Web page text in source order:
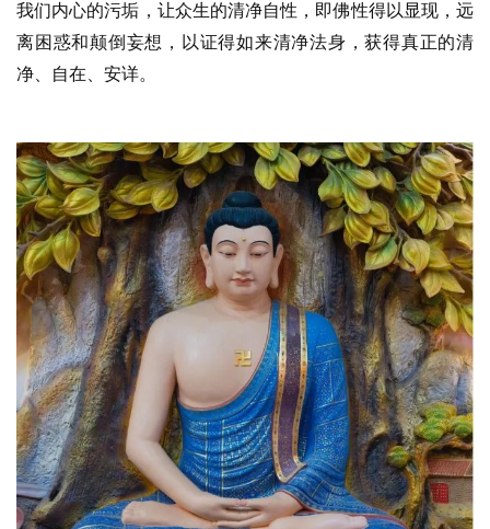
资
讯
八
点
僧
我们内心的污垢，让众生的清净自性，即佛性得以显现，远
离困惑和颠倒妄想，以证得如来清净法身，获得真正的清
净、自在、安详。